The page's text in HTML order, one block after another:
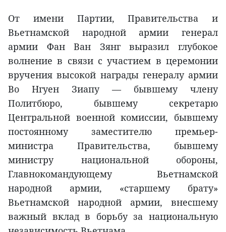
От имени Партии, Правительства и
Вьетнамской народной армии генерал
армии Фан Ван Зянг выразил глубокое
волнение в связи с участием в церемонии
вручения высокой награды генералу армии
Во Нгуен Зиапу — бывшему члену
Политбюро, бывшему секретарю
Центральной военной комиссии, бывшему
постоянному заместителю премьер-
министра Правительства, бывшему
министру национальной обороны,
Главнокомандующему Вьетнамской
народной армии, «старшему брату»
Вьетнамской народной армии, внесшему
важный вклад в борьбу за национальную